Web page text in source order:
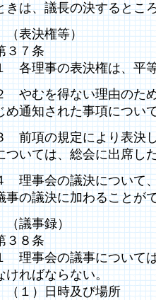
きは、議長の決するとこ
表決権等）
３７条
各理事の表決権は、平
やむを得ない理由のた
め通知された事項につい
前項の規定により表決
ついては、総会に出席し
理事会の議決について
事の議決に加わることが
議事録）
３８条
理事会の議事について
ければならない。
１）日時及び場所